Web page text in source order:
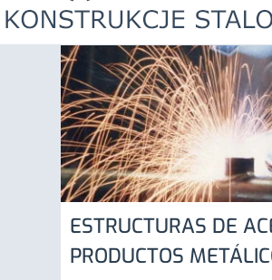
ESTRUCTURAS DE
PRODUCTOS